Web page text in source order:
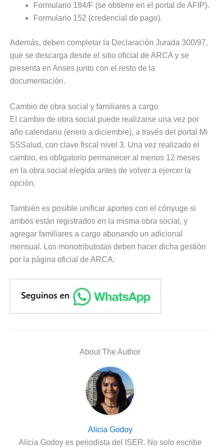
Formulario 184/F (se obtiene en el portal de AFIP).
Formulario 152 (credencial de pago).
Además, deben completar la Declaración Jurada 300/97,
que se descarga desde el sitio oficial de ARCA y se
presenta en Anses junto con el resto de la
documentación.
Cambio de obra social y familiares a cargo
El cambio de obra social puede realizarse una vez por
año calendario (enero a diciembre), a través del portal Mi
SSSalud, con clave fiscal nivel 3. Una vez realizado el
cambio, es obligatorio permanecer al menos 12 meses
en la obra social elegida antes de volver a ejercer la
opción.
También es posible unificar aportes con el cónyuge si
ambos están registrados en la misma obra social, y
agregar familiares a cargo abonando un adicional
mensual. Los monotributistas deben hacer dicha gestión
por la página oficial de ARCA.
About The Author
Alicia Godoy
Alicia Godoy es periodista del ISER. No solo escribe